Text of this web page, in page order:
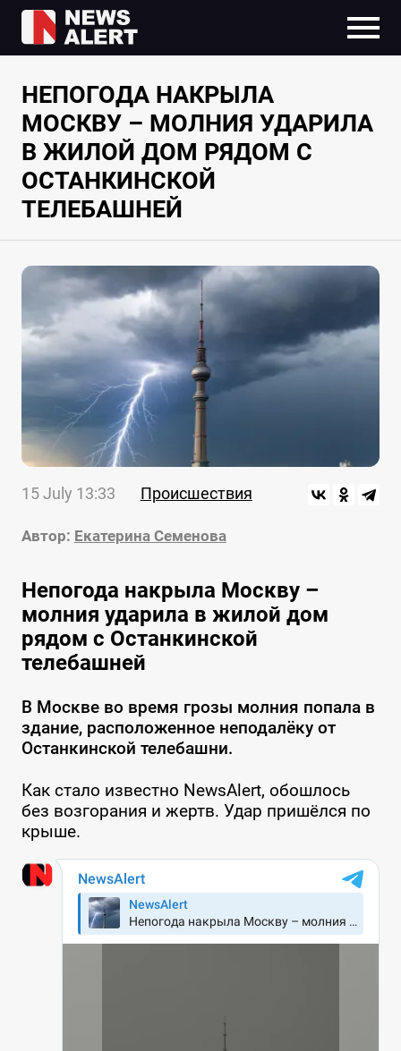
НЕПОГОДА НАКРЫЛА
МОСКВУ – МОЛНИЯ УДАРИЛА
В ЖИЛОЙ ДОМ РЯДОМ С
ОСТАНКИНСКОЙ
ТЕЛЕБАШНЕЙ
15 July 13:33 Происшествия
Автор: Екатерина Семенова
Непогода накрыла Москву –
молния ударила в жилой дом
рядом с Останкинской
телебашней
В Москве во время грозы молния попала в
здание, расположенное неподалёку от
Останкинской телебашни.
Как стало известно NewsAlert, обошлось
без возгорания и жертв. Удар пришёлся по
крыше.